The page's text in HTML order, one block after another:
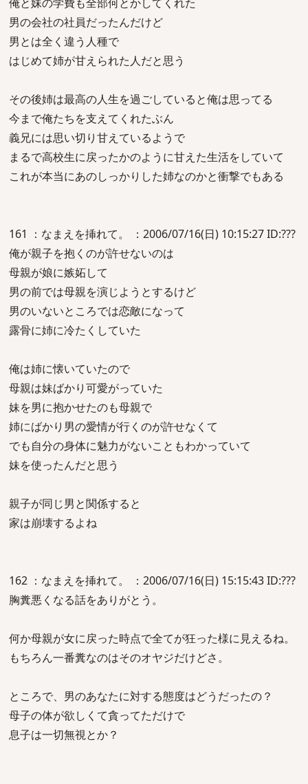
男の会社の社員だったんだけど
男とは全く違う人種で
はじめて姉が甘えられた人だと思う
その後姉は最高の人生を過ごしていると俺は思ってる
今まで俺たちを支えてくれたぶん
義兄には思い切り甘えているようで
まるで高校生に戻ったかのように甘えた生活をしていて
これが本当にあのしっかりした姉なのかと衝撃でもある
161 ：なまえを挿れて。 ：2006/07/16(日) 10:15:27 ID:???
俺が親子を抱くのが許せないのは
母親が娘に嫉妬して
男の前では母親を演じようとするけど
男のいないところでは恋敵になって
露骨に姉に冷たくしていた
俺は姉に懐いていたので
母親は妹ばかり可愛がっていた
妹を男に抱かせたのも母親で
姉にばかり男の愛情が行くのが許せなくて
でも自分の身体に魅力がないこともわかっていて
妹を使ったんだと思う
親子が同じ男と関係すると
家は崩壊するよね
162 ：なまえを挿れて。 ：2006/07/16(日) 15:15:43 ID:???
胸糞悪くなる話をありがとう。
何か母親が女に戻った時点で全てが狂った様に見えるね。
もちろん一番糞なのはそのオヤジだけどさ。
ところで、男のあなたに対する態度はどうだったの？
母子の体が欲しくて貪ってただけで
息子は一切無視とか？